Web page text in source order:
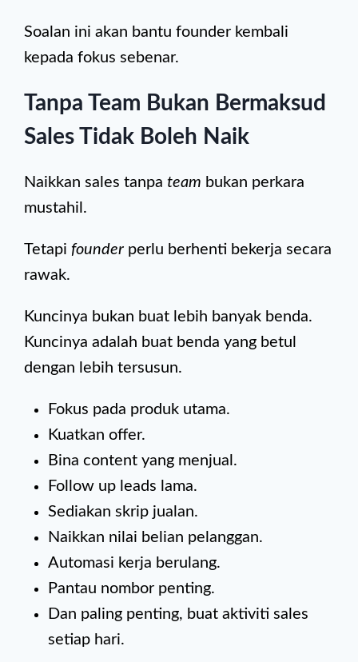
Soalan ini akan bantu founder kembali
kepada fokus sebenar.
Tanpa Team Bukan Bermaksud
Sales Tidak Boleh Naik
Naikkan sales tanpa team bukan perkara
mustahil.
Tetapi founder perlu berhenti bekerja secara
rawak.
Kuncinya bukan buat lebih banyak benda.
Kuncinya adalah buat benda yang betul
dengan lebih tersusun.
Fokus pada produk utama.
Kuatkan offer.
Bina content yang menjual.
Follow up leads lama.
Sediakan skrip jualan.
Naikkan nilai belian pelanggan.
Automasi kerja berulang.
Pantau nombor penting.
Dan paling penting, buat aktiviti sales
setiap hari.